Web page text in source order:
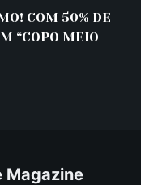
COM 50% DE
“COPO MEIO
Magazine